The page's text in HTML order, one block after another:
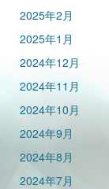
2025年2月
2025年1月
2024年12月
2024年11月
2024年10月
2024年9月
2024年8月
2024年7月